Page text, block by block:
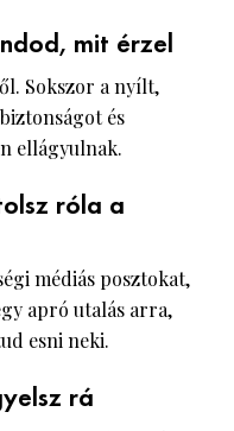
mit érzel
Sokszor a nyílt,
és
ellágyulnak.
róla a
médiás posztokat,
apró utalás arra,
esni neki.
rá